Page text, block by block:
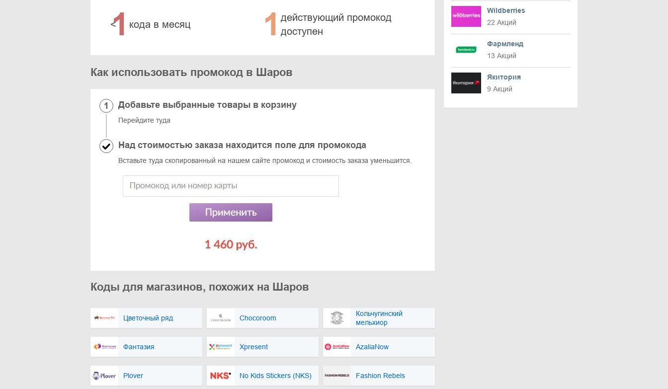
<
1 кода в месяц 1 действующий промокод
доступен
Как использовать промокод в Шаров
Добавьте выбранные товары в корзину
Перейдите туда
Над стоимостью заказа находится поле для промокода
Вставьте туда скопированный на нашем сайте промокод и стоимость заказа уменьшится.
Коды для магазинов, похожих на Шаров
Цветочный ряд Chocoroom
Кольчугинский
мельхиор
Фантазия Xpresent AzaliaNow
Plover No Kids Stickers (NKS) Fashion Rebels
Wildberries
22 Акций
Фармленд
13 Акций
Якитория
9 Акций